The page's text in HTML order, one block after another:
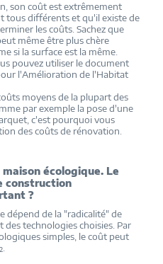
son coût est extrêmement
tous différents et qu'il existe de
les coûts. Sachez que
même être plus chère
si la surface est la même.
pouvez utiliser le document
l'Amélioration de l'Habitat
moyens de la plupart des
par exemple la pose d'une
c'est pourquoi vous
des coûts de rénovation.
écologique. Le
construction
?
dépend de la "radicalité" de
des technologies choisies. Par
simples, le coût peut